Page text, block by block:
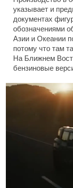
указывает и
документах
обозначениями
Азии и Океании
потому что там
На Ближнем
бензиновые